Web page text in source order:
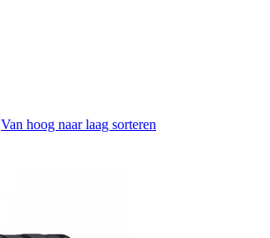
Van hoog naar laag sorteren